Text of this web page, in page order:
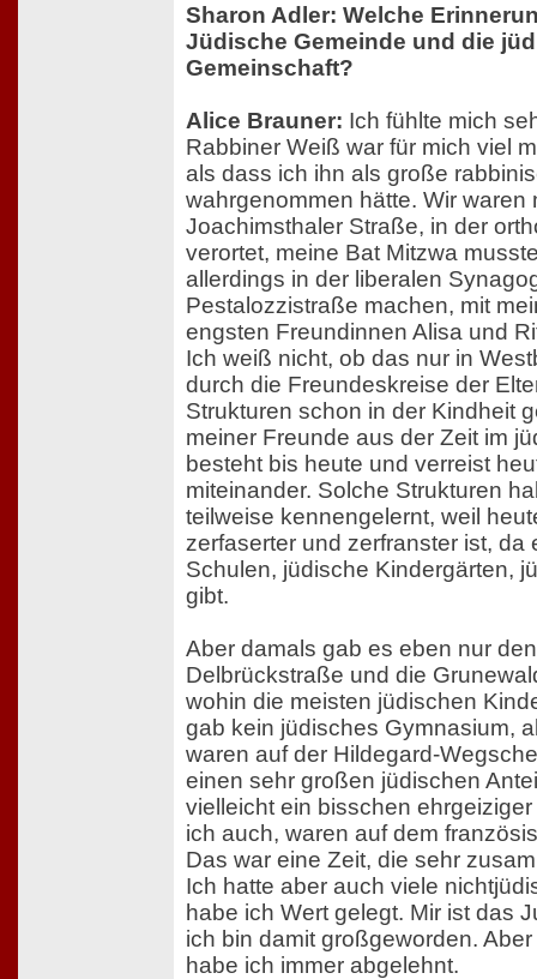
Sharon Adler: Welche
Jüdische Gemeinde und die
Gemeinschaft?
Alice Brauner: Ich fühlte mich
Rabbiner Weiß war für mich viel
als dass ich ihn als große
wahrgenommen hätte. Wir waren
Joachimsthaler Straße, in der
verortet, meine Bat Mitzwa
allerdings in der liberalen
Pestalozzistraße machen, mit
engsten Freundinnen Alisa und
Ich weiß nicht, ob das nur in
durch die Freundeskreise der
Strukturen schon in der Kindheit
meiner Freunde aus der Zeit im
besteht bis heute und verreist
miteinander. Solche Strukturen
teilweise kennengelernt, weil
zerfaserter und zerfranster ist, da
Schulen, jüdische Kindergärten,
gibt.
Aber damals gab es eben nur
Delbrückstraße und die
wohin die meisten jüdischen
gab kein jüdisches Gymnasium,
waren auf der Hildegard-
einen sehr großen jüdischen
vielleicht ein bisschen
ich auch, waren auf dem
Das war eine Zeit, die sehr
Ich hatte aber auch viele
habe ich Wert gelegt. Mir ist das
ich bin damit großgeworden.
habe ich immer abgelehnt.